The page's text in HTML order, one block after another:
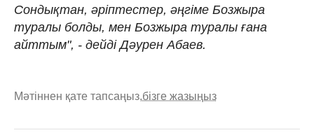
Сондықтан, әріптестер, әңгіме Бозжыра
туралы болды, мен Бозжыра туралы ғана
айттым", - дейді Дәурен Абаев.
Мәтіннен қате тапсаңыз,бізге жазыңыз